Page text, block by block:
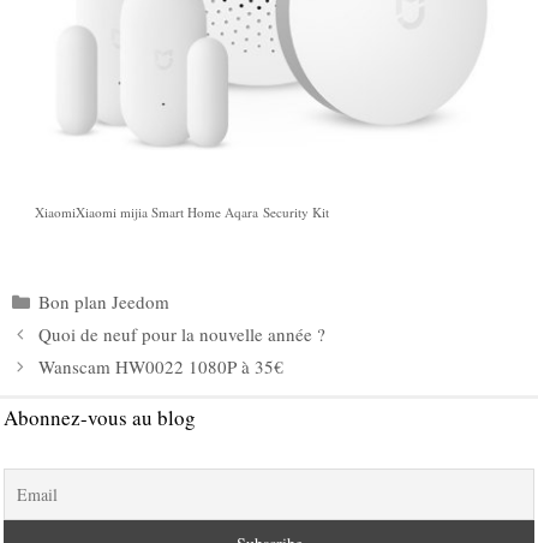
XiaomiXiaomi mijia Smart Home Aqara Security Kit
Catégories
Bon plan Jeedom
Quoi de neuf pour la nouvelle année ?
Wanscam HW0022 1080P à 35€
Abonnez-vous au blog